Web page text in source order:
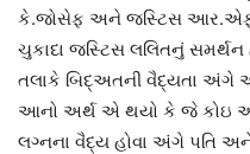
કે.જોસેફ અને જસ્ટિસ
ચુકાદા જસ્ટિસ લલિતનું
તલાકે બિદ્અતની વૈદ્યતા અંગે
આનો અર્થ એ થયો કે જે કોઇ
લગ્નના વૈદ્ય હોવા અંગે પતિ